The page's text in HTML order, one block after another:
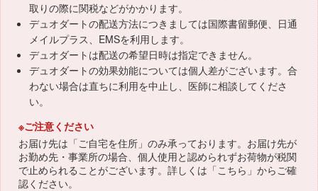
取りの際に関税などがかかります。
デュオダートの配送方法につきましては国際書留郵便、日通
メイルプラス、EMSを利用します。
デュオダートは配送の希望日時は指定できません。
デュオダートの効果効能については個人差がございます。合
わない場合は直ちに利用を中止し、医師に相談してくださ
い。
※ご注意ください
お届け先は「ご自宅を住所」のみ承っております。お届け先が
お勤め先・事業所の場合、個人使用と認められずお荷物が税関
で止められることがございます。詳しくは「こちら 」からご確
認ください。